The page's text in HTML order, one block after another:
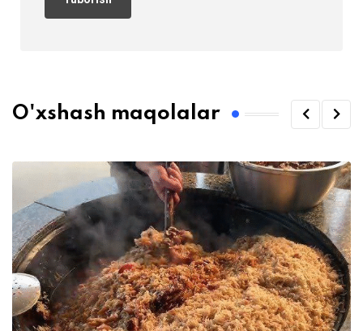
O'xshash maqolalar